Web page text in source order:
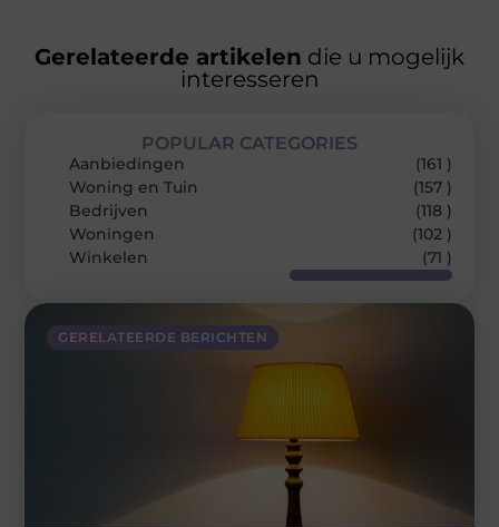
Gerelateerde artikelen die u mogelijk
interesseren
GERELATEERDE BERICHTEN
POPULAR CATEGORIES
Aanbiedingen
(161 )
Woning en Tuin
(157 )
Bedrijven
(118 )
Woningen
(102 )
Winkelen
(71 )